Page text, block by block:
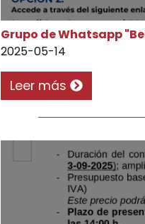
Grupo de Whatsapp
2025-05-14
Leer más